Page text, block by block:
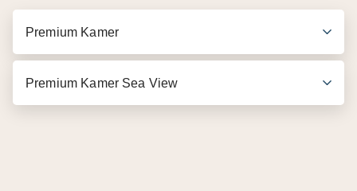
Premium Kamer
Premium Kamer Sea View